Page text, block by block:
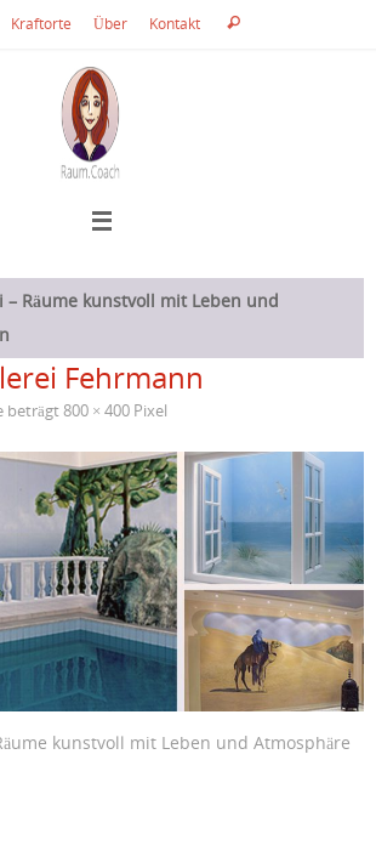
Kraftorte Über Kontakt Suchen
Räume kunstvoll mit Leben und
Fehrmann
beträgt800 × 400 Pixel
kunstvoll mit Leben und Atmosphäre